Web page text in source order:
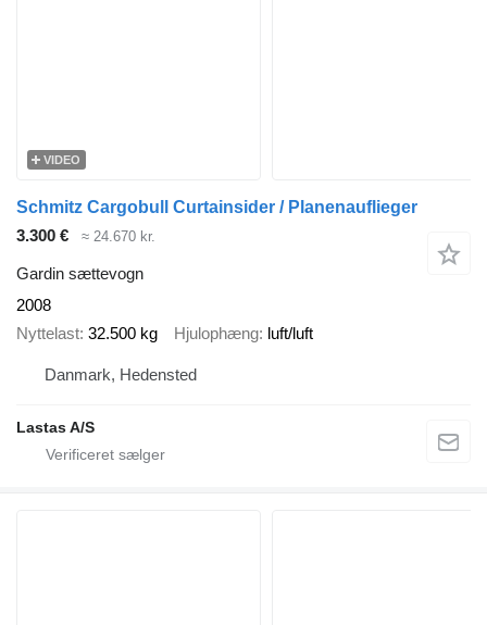
VIDEO
Schmitz Cargobull Curtainsider / Planenauflieger
3.300 €
≈ 24.670 kr.
Gardin sættevogn
2008
Nyttelast 32.500 kg Hjulophæng luft/luft
Danmark, Hedensted
Lastas A/S